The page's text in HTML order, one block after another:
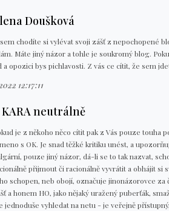
Doušková
chodíte si vylévat svoji zášť z nepochopené
Máte jiný názor a tohle je soukromý blog.
a opozici bys pichlavosti. Z vás ce cítit, že sem
12:17:11
KARA neutrálně
je z někoho něco cítit pak z Vás pouze touha
s OK. Je snad těžké kritiku unést, a
pouze jiný názor, dá-li se to tak nazvat,
přijmout či racionálně vyvrátit a obhájit si
schopen, neb obojí, označuje jinonázorovce za
a honem HO, jako nějaký uražený puberťák,
jednoduše vyhledat na netu - je veřejně